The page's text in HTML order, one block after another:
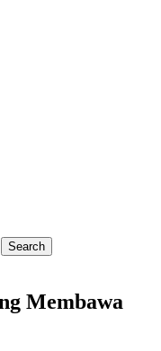
Search
Membawa